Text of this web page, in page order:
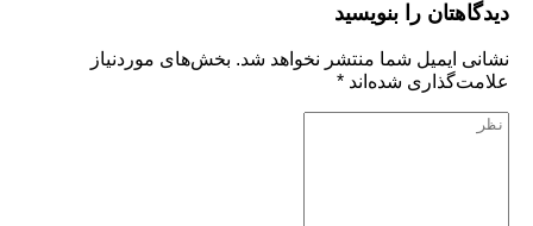
را بنویسید
شما منتشر نخواهد شد. بخش‌های موردنیاز
شده‌اند*